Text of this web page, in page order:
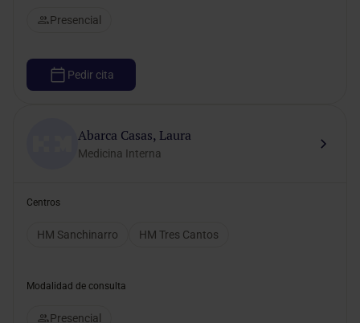
Presencial
Pedir cita
Abarca Casas, Laura
Medicina Interna
Centros
HM Sanchinarro HM Tres Cantos
Modalidad de consulta
Presencial